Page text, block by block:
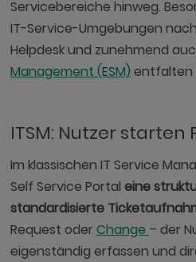
Servicebereiche hinweg.
IT-Service-Umgebungen nach
Helpdesk und zunehmend
Management (ESM) entfalten
ITSM: Nutzer starten
Im klassischen IT Service
Self Service Portal eine
standardisierte
Request oder Change – der
eigenständig erfassen und